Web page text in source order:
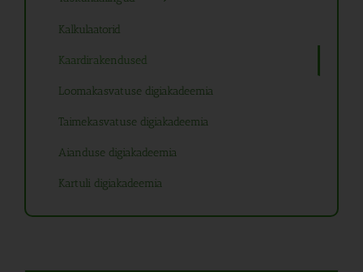
Kalkulaatorid
Kaardirakendused
Loomakasvatuse digiakadeemia
Taimekasvatuse digiakadeemia
Aianduse digiakadeemia
Kartuli digiakadeemia